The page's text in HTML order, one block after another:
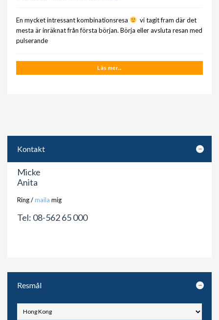
En mycket intressant kombinationsresa
vi tagit fram där det
mesta är inräknat från första början. Börja eller avsluta resan med
pulserande
Läs mer...
Kontakt
Micke
Anita
Ring /maila mig
Tel: 08-562 65 000
Resmål